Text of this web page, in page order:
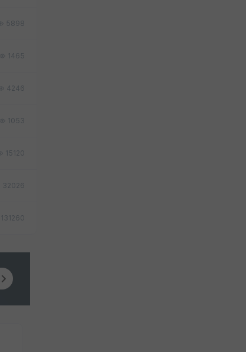
5898
1465
4246
1053
15120
32026
131260